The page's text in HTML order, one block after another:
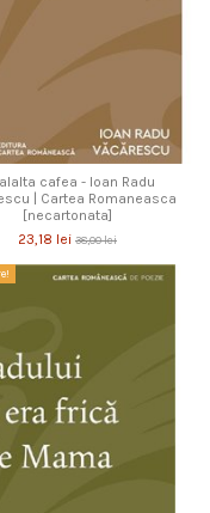
cafea - Ioan Radu
| Cartea Romaneasca
[necartonata]
23,18 lei 38,00 lei